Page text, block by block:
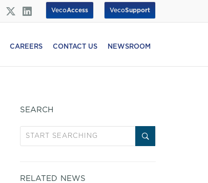
VecoSupport
VecoAccess
CAREERS CONTACT US NEWSROOM
SEARCH
RELATED NEWS